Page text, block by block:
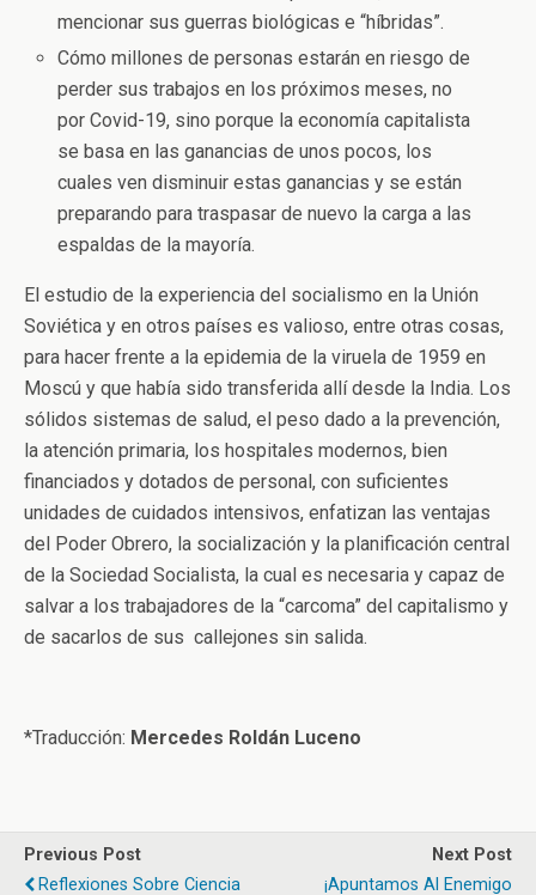
mencionar sus guerras biológicas e “híbridas”.
Cómo millones de personas estarán en riesgo de
perder sus trabajos en los próximos meses, no
por Covid-19, sino porque la economía capitalista
se basa en las ganancias de unos pocos, los
cuales ven disminuir estas ganancias y se están
preparando para traspasar de nuevo la carga a las
espaldas de la mayoría.
El estudio de la experiencia del socialismo en la Unión
Soviética y en otros países es valioso, entre otras cosas,
para hacer frente a la epidemia de la viruela de 1959 en
Moscú y que había sido transferida allí desde la India. Los
sólidos sistemas de salud, el peso dado a la prevención,
la atención primaria, los hospitales modernos, bien
financiados y dotados de personal, con suficientes
unidades de cuidados intensivos, enfatizan las ventajas
del Poder Obrero, la socialización y la planificación central
de la Sociedad Socialista, la cual es necesaria y capaz de
salvar a los trabajadores de la “carcoma” del capitalismo y
de sacarlos de sus callejones sin salida.
*Traducción: Mercedes Roldán Luceno
Previous Post
Reflexiones Sobre Ciencia
Next Post
¡Apuntamos Al Enemigo